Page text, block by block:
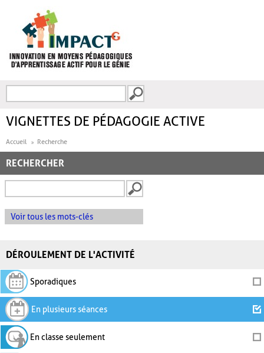
FORMULAIRE DE
VIGNETTES DE PÉDAGOGIE ACTIVE
Accueil Recherche
RECHERCHER
Voir tous les mots-clés
DÉROULEMENT DE L'ACTIVITÉ
Sporadiques
En plusieurs séances
En classe seulement